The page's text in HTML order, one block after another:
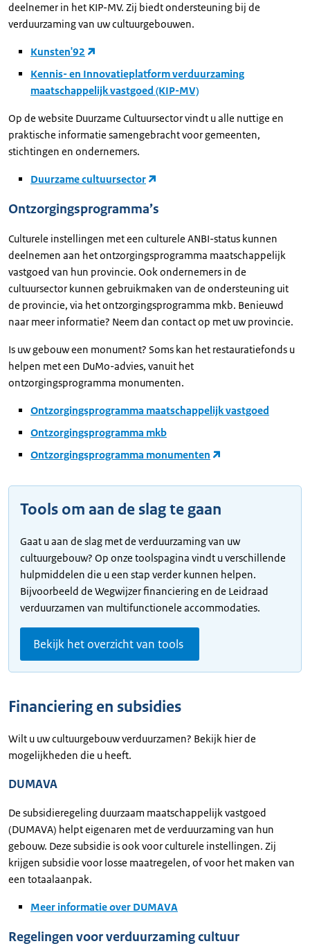
deelnemer in het KIP-MV. Zij biedt ondersteuning bij de
verduurzaming van uw cultuurgebouwen.
Kunsten'92
Kennis- en Innovatieplatform verduurzaming
maatschappelijk vastgoed (KIP-MV)
Op de website Duurzame Cultuursector vindt u alle nuttige en
praktische informatie samengebracht voor gemeenten,
stichtingen en ondernemers.
Duurzame cultuursector
Ontzorgingsprogramma’s
Culturele instellingen met een culturele ANBI-status kunnen
deelnemen aan het ontzorgingsprogramma maatschappelijk
vastgoed van hun provincie. Ook ondernemers in de
cultuursector kunnen gebruikmaken van de ondersteuning uit
de provincie, via het ontzorgingsprogramma mkb. Benieuwd
naar meer informatie? Neem dan contact op met uw provincie.
Is uw gebouw een monument? Soms kan het restauratiefonds u
helpen met een DuMo-advies, vanuit het
ontzorgingsprogramma monumenten.
Ontzorgingsprogramma maatschappelijk vastgoed
Ontzorgingsprogramma mkb
Ontzorgingsprogramma monumenten
Tools om aan de slag te gaan
Gaat u aan de slag met de verduurzaming van uw
cultuurgebouw? Op onze toolspagina vindt u verschillende
hulpmiddelen die u een stap verder kunnen helpen.
Bijvoorbeeld de Wegwijzer financiering en de Leidraad
verduurzamen van multifunctionele accommodaties.
Bekijk het overzicht van tools
Financiering en subsidies
Wilt u uw cultuurgebouw verduurzamen? Bekijk hier de
mogelijkheden die u heeft.
DUMAVA
De subsidieregeling duurzaam maatschappelijk vastgoed
(DUMAVA) helpt eigenaren met de verduurzaming van hun
gebouw. Deze subsidie is ook voor culturele instellingen. Zij
krijgen subsidie voor losse maatregelen, of voor het maken van
een totaalaanpak.
Meer informatie over DUMAVA
Regelingen voor verduurzaming cultuur